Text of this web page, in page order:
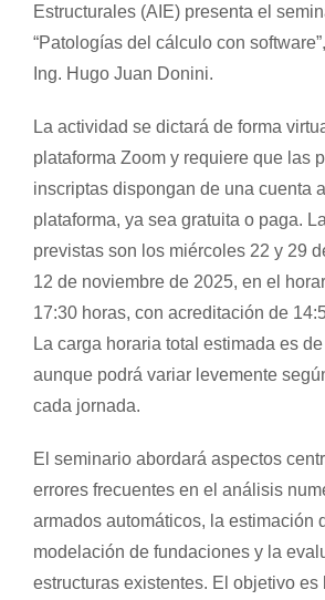
Estructurales (AIE) presenta el
“Patologías del cálculo con
Ing. Hugo Juan Donini.
La actividad se dictará de forma
plataforma Zoom y requiere que las
inscriptas dispongan de una cuenta
plataforma, ya sea gratuita o paga.
previstas son los miércoles 22 y 29
12 de noviembre de 2025, en el
17:30 horas, con acreditación de
La carga horaria total estimada es
aunque podrá variar levemente
cada jornada.
El seminario abordará aspectos
errores frecuentes en el análisis
armados automáticos, la estimación
modelación de fundaciones y la
estructuras existentes. El objetivo es